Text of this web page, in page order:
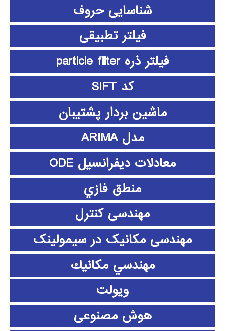
شناسایی حروف
فیلتر تطبیقی
فیلتر ذره particle filter
کد SIFT
ماشین بردار پشتیبان
مدل ARIMA
معادلات دیفرانسیل ODE
منطق فازي
مهندسی کنترل
مهندسی مکانیک در سیمولینک
مهندسي مكانيك
ویولت
هوش مصنوعی